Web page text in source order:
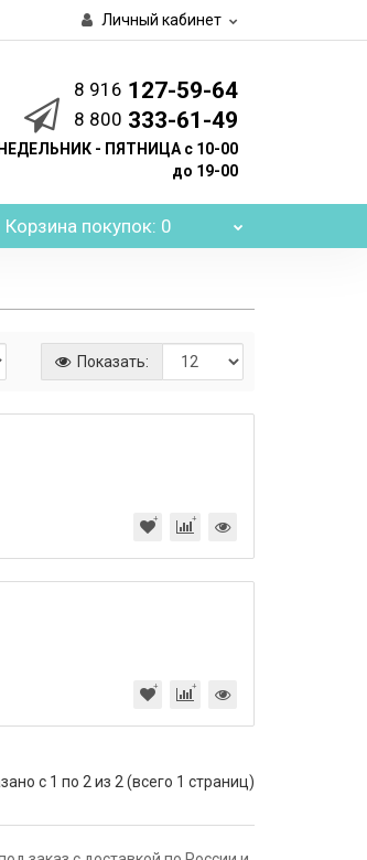
Личный кабинет
8 916 127-59-64
8 800 333-61-49
- ПЯТНИЦА с 10-00
до 19-00
Корзинапокупок: 0
Показать:
с 1 по 2 из 2 (всего 1 страниц)